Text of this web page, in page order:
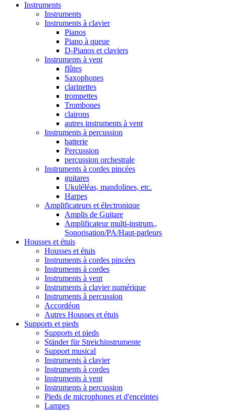
Instruments
Instruments
Instruments à clavier
Pianos
Piano à queue
D-Pianos et claviers
Instruments à vent
flûtes
Saxophones
clarinettes
trompettes
Trombones
clairons
autres instruments à vent
Instruments à percussion
batterie
Percussion
percussion orchestrale
Instruments à cordes pincées
guitares
Ukuléléas, mandolines, etc.
Harpes
Amplificateurs et électronique
Amplis de Guitare
Amplificateur multi-instrum.,
Sonorisation/PA/Haut-parleurs
Housses et étuis
Housses et étuis
Instruments à cordes pincées
Instruments à cordes
Instruments à vent
Instruments à clavier numérique
Instruments à percussion
Accordéon
Autres Housses et étuis
Supports et pieds
Supports et pieds
Ständer für Streichinstrumente
Support musical
Instruments à clavier
Instruments à cordes
Instruments à vent
Instruments à percussion
Pieds de microphones et d'enceintes
Lampes